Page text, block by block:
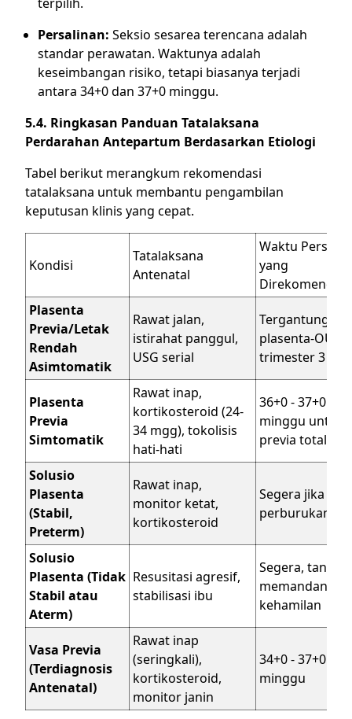
Persalinan: Seksio sesarea terencana adalah
standar perawatan. Waktunya adalah
keseimbangan risiko, tetapi biasanya terjadi
antara 34+0 dan 37+0 minggu.
5.4. Ringkasan Panduan Tatalaksana
Perdarahan Antepartum Berdasarkan Etiologi
Tabel berikut merangkum rekomendasi
tatalaksana untuk membantu pengambilan
keputusan klinis yang cepat.
Kondisi
Tatalaksana
Antenatal
Waktu
yang
Plasenta
Previa/Letak
Rendah
Asimtomatik
Rawat jalan,
istirahat panggul,
USG serial
Tergantung
plasenta-OUI
trimester 3
Plasenta
Previa
Simtomatik
Rawat inap,
kortikosteroid (24-
34 mgg), tokolisis
hati-hati
36+0 - 37+0
minggu untuk
previa totalis
Solusio
Plasenta
(Stabil,
Preterm)
Rawat inap,
monitor ketat,
kortikosteroid
Segera jika ada
perburukan
Solusio
Plasenta (Tidak
Stabil atau
Aterm)
Resusitasi agresif,
stabilisasi ibu
Segera, tanpa
memandang
kehamilan
Vasa Previa
(Terdiagnosis
Antenatal)
Rawat inap
(seringkali),
kortikosteroid,
monitor janin
34+0 - 37+0
minggu